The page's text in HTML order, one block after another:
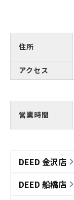
住所
アクセス
営業時間
DEED 金沢店
DEED 船橋店